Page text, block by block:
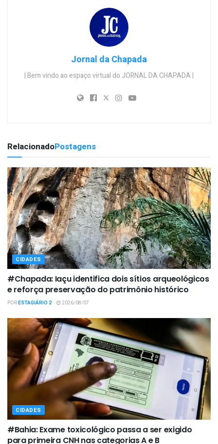
Jornal da Chapada
| Bem vindo ao espaço virtual do JORNAL DA CHAPADA |
RelacionadoPostagens
CIDADES
#Chapada: Iaçu identifica dois sítios arqueológicos
e reforça preservação do patrimônio histórico
PORESTAGIÁRIO 2 2026/08/07
CIDADES
#Bahia: Exame toxicológico passa a ser exigido
para primeira CNH nas categorias A e B